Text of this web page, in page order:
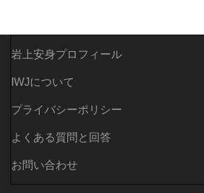
岩上安身プロフィール
IWJについて
プライバシーポリシー
よくある質問と回答
お問い合わせ